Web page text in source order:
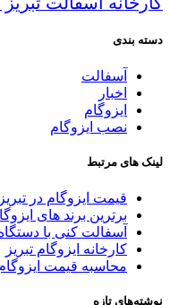
دسته بندی
آسفالت
اخبار
ایزوگام
نصب ایزوگام
لینک های مرتبط
قیمت ایزوگام در تبریز
برترین برند های
آسفالت کنی با دستگاه
کارخانه ایزوگام تبریز
محاسبه قیمت
نوشته‌های تازه